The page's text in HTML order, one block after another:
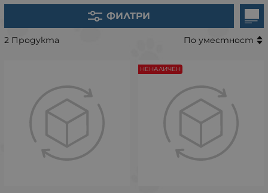
ФИЛТРИ
2 Продукта По уместност
НЕНАЛИЧЕН